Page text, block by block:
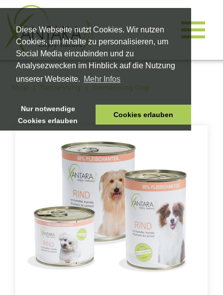
Diese Webseite nutzt Cookies. Wir nutzen
Cookies, um Inhalte zu personalisieren, um
Social Media einzubinden und zu
Analysezwecken im Hinblick auf die Nutzung
unserer Webseite. Mehr Infos
Nur notwendige
Cookies erlauben
Cookies erlauben
HOME
VITALPRODUKTE
KARRIERE
Shop Tiernahrung Tiernahrung Dog